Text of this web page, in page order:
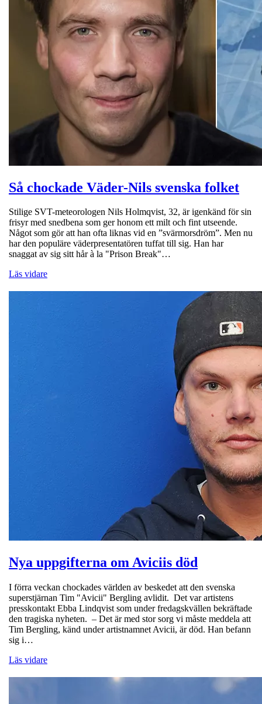
Så chockade Väder-Nils svenska folket
Stilige SVT-meteorologen Nils Holmqvist, 32, är igenkänd för sin
frisyr med snedbena som ger honom ett milt och fint utseende.
Något som gör att han ofta liknas vid en ”svärmorsdröm”. Men nu
har den populäre väderpresentatören tuffat till sig. Han har
snaggat av sig sitt hår à la "Prison Break"…
Läs vidare
Nya uppgifterna om Aviciis död
I förra veckan chockades världen av beskedet att den svenska
superstjärnan Tim "Avicii" Bergling avlidit. Det var artistens
presskontakt Ebba Lindqvist som under fredagskvällen bekräftade
den tragiska nyheten. – Det är med stor sorg vi måste meddela att
Tim Bergling, känd under artistnamnet Avicii, är död. Han befann
sig i…
Läs vidare